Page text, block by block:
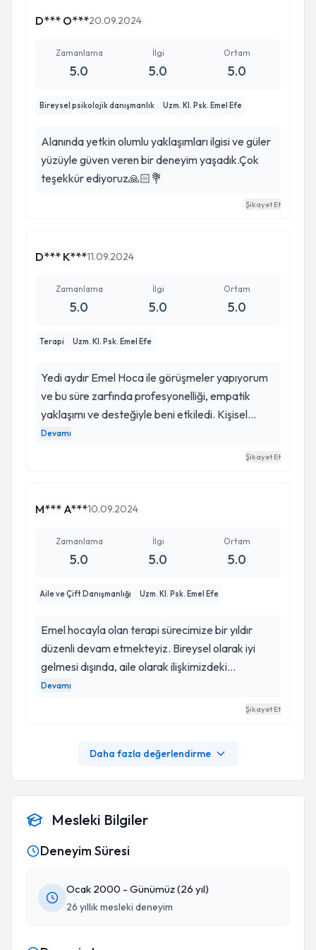
Kendisi hem alanında çok başarılı hem
süreçler ilerledi ve ilerliyor. Kendisine çok
teşekkür ediyorum ve iyi ki gelmişim diyorum.
D*** O***20.09.2024
Zamanlama
5.0
İlgi
5.0
Ortam
5.0
Bireysel psikolojik danışmanlık Uzm. Kl. Psk. Emel Efe
Alanında yetkin olumlu yaklaşımları ilgisi ve güler
yüzüyle güven veren bir deneyim yaşadık.Çok
teşekkür ediyoruz🙏🏻💐
Şikayet Et
D*** K***11.09.2024
Zamanlama
5.0
İlgi
5.0
Ortam
5.0
Terapi Uzm. Kl. Psk. Emel Efe
Yedi aydır Emel Hoca ile görüşmeler yapıyorum
ve bu süre zarfında profesyonelliği, empatik
yaklaşımı ve desteğiyle beni etkiledi. Kişisel
gelişimim ve hedeflerime ulaşmam konusunda
sunduğu stratejiler ve rehberlik çok değerli oldu.
Devamı
Şikayet Et
M*** A***10.09.2024
Zamanlama
5.0
İlgi
5.0
Ortam
5.0
Aile ve Çift Danışmanlığı Uzm. Kl. Psk. Emel Efe
Emel hocayla olan terapi sürecimize bir yıldır
düzenli devam etmekteyiz. Bireysel olarak iyi
gelmesi dışında, aile olarak ilişkimizdeki
problemlerin çözümü aşamasında vermiş olduğu
neden oluyor. Hayatımıza kattığı olumlu
etkilerden dolayı bir kez de burdan teşekkür
etmek istedik.
Devamı
Şikayet Et
Daha fazla değerlendirme
Mesleki Bilgiler
Deneyim Süresi
Ocak 2000 - Günümüz (26 yıl)
26 yıllık mesleki deneyim